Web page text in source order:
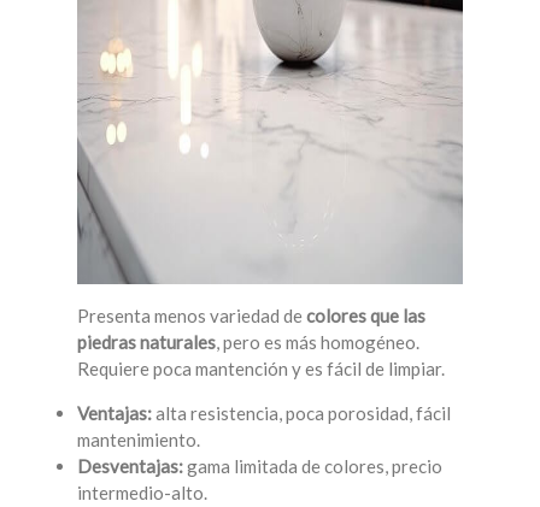
Presenta menos variedad decolores que las
piedras naturales, pero es más homogéneo.
Requiere poca mantención y es fácil de limpiar.
Ventajas:alta resistencia, poca porosidad, fácil
mantenimiento.
Desventajas:gama limitada de colores, precio
intermedio-alto.